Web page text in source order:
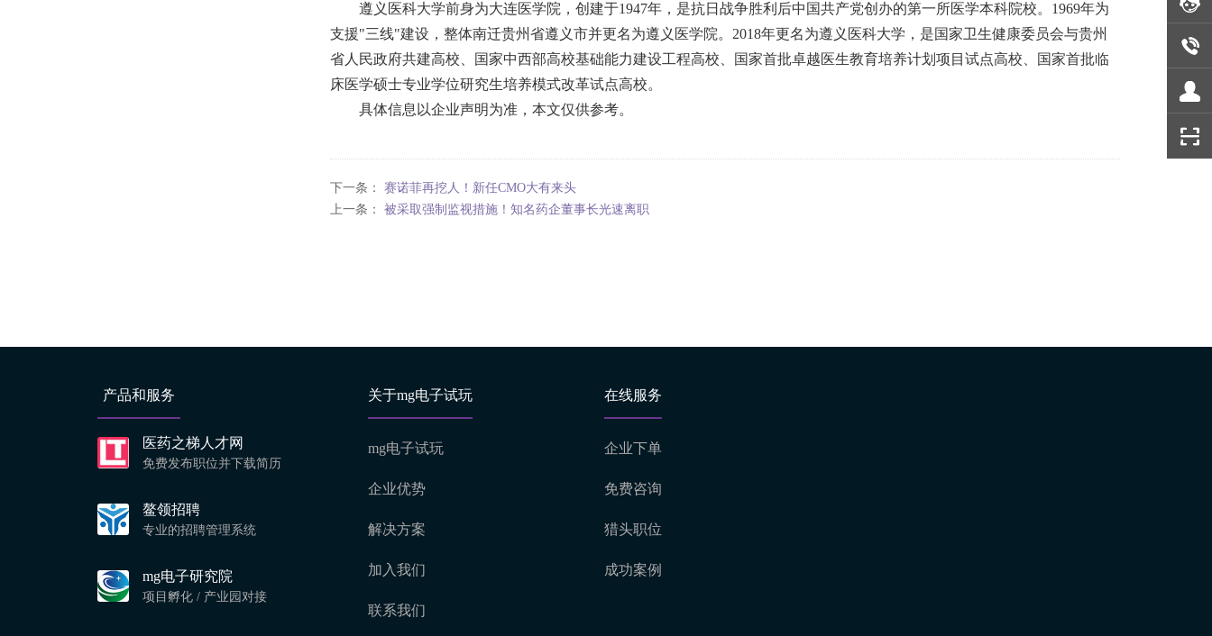
遵义医科大学前身为大连医学院，创建于1947年，是抗日战争胜利后中国共产党创办的第一所医学本科院校。1969年为
支援"三线"建设，整体南迁贵州省遵义市并更名为遵义医学院。2018年更名为遵义医科大学，是国家卫生健康委员会与贵州
省人民政府共建高校、国家中西部高校基础能力建设工程高校、国家首批卓越医生教育培养计划项目试点高校、国家首批临
床医学硕士专业学位研究生培养模式改革试点高校。
具体信息以企业声明为准，本文仅供参考。
下一条： 赛诺菲再挖人！新任CMO大有来头
上一条： 被采取强制监视措施！知名药企董事长光速离职
产品和服务
医药之梯人才网
免费发布职位并下载简历
鳌领招聘
专业的招聘管理系统
mg电子研究院
项目孵化 / 产业园对接
关于mg电子试玩
mg电子试玩
企业优势
解决方案
加入我们
联系我们
在线服务
企业下单
免费咨询
猎头职位
成功案例